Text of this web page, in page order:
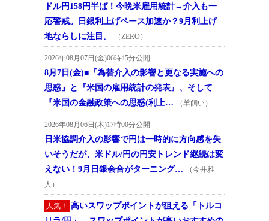
ドル円158円半ば！今晩米雇用統計→介入も一
応警戒。日銀利上げペース加速か？9月利上げ
地ならしに注目。
（ZERO）
2026年08月07日(金)06時45分公開
8月7日(金)■『為替介入の影響と更なる実施への
思惑』と『米国の雇用統計の発表』、そして
『米国の金融政策への思惑(利上…
（羊飼い）
2026年08月06日(木)17時00分公開
日米協調介入の影響で円は一時的に方向感を失
いそうだが、米ドル/円の円安トレンド継続は変
えない！9月日銀会合がターニング…
（今井雅
人）
人気！
高いスワップポイントが狙える「トルコ